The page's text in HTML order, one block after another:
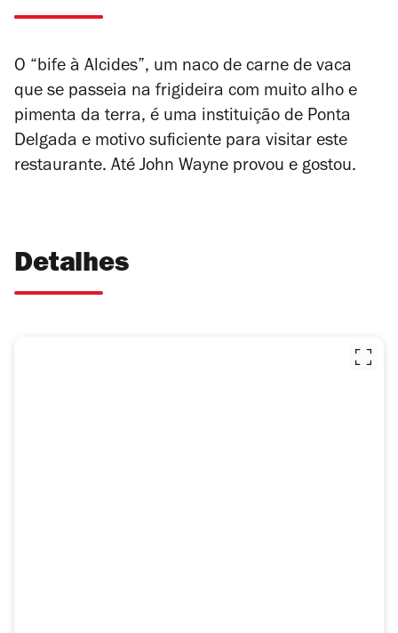
O “bife à Alcides”, um naco de carne de vaca
que se passeia na frigideira com muito alho e
pimenta da terra, é uma instituição de Ponta
Delgada e motivo suficiente para visitar este
restaurante. Até John Wayne provou e gostou.
Detalhes